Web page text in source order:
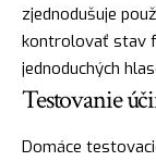
zjednodušuje
kontrolovať stav
jednoduchých
Testovanie
Domáce